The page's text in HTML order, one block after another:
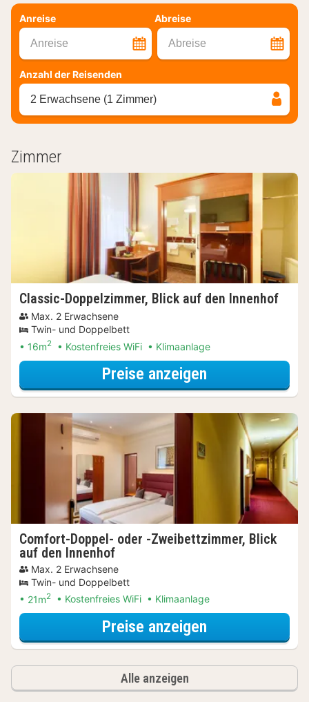
Anreise Abreise
Anreise Abreise
Anzahl der Reisenden
2 Erwachsene (1 Zimmer)
Zimmer
Classic-Doppelzimmer, Blick auf den Innenhof
Max. 2 Erwachsene
Twin- und Doppelbett
16m2 Kostenfreies WiFi Klimaanlage
Preise anzeigen
Comfort-Doppel- oder -Zweibettzimmer, Blick
auf den Innenhof
Max. 2 Erwachsene
Twin- und Doppelbett
21m2 Kostenfreies WiFi Klimaanlage
Preise anzeigen
Alle anzeigen